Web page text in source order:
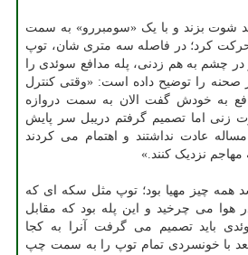
شوت بزند و با یک «سومبررو» به سمت
کرد؛ در فاصله سه متری شان، توپ
در چشم به هم زدنی، پله مدافع سوئدی را
صحنه را توضیح داده است: «وقتی کنترل
به خودش گفت الان به سمت دروازه
اما تصمیم گرفتم دریبل سر پایش
مساله عادت نداشتند و اهتمام می کردند
نزدیک کنند.»
همه چیز مهیا بود؛ توپ مثل سکه ای که
هوا می چرخید و این پله بود که مقابل
باید تصمیم می گرفت آنرا به کجا
با خونسردی تمام توپ را به سمت چپ